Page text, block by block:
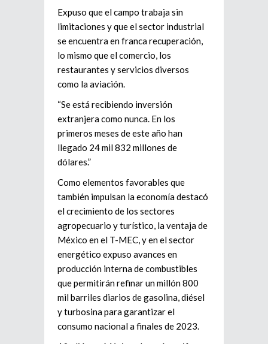
Expuso que el campo trabaja sin
limitaciones y que el sector industrial
se encuentra en franca recuperación,
lo mismo que el comercio, los
restaurantes y servicios diversos
como la aviación.
“Se está recibiendo inversión
extranjera como nunca. En los
primeros meses de este año han
llegado 24 mil 832 millones de
dólares.”
Como elementos favorables que
también impulsan la economía destacó
el crecimiento de los sectores
agropecuario y turístico, la ventaja de
México en el T-MEC, y en el sector
energético expuso avances en
producción interna de combustibles
que permitirán refinar un millón 800
mil barriles diarios de gasolina, diésel
y turbosina para garantizar el
consumo nacional a finales de 2023.